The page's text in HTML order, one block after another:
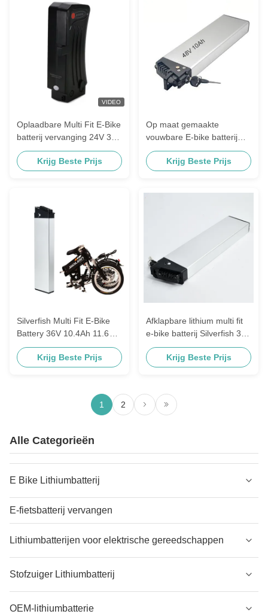
VIDEO
Oplaadbare Multi Fit E-Bike
batterij vervanging 24V 36V
Samsung
Krijg Beste Prijs
Op maat gemaakte
vouwbare E-bike batterij
36V 10,4Ah 11,6Ah met
18650 lithium-ion cellen
Krijg Beste Prijs
Silverfish Multi Fit E-Bike
Battery 36V 10.4Ah 11.6Ah
voor Lobe City
Krijg Beste Prijs
Afklapbare lithium multi fit
e-bike batterij Silverfish 36V
batterij voor elektrische
fiets
Krijg Beste Prijs
1 2
Alle Categorieën
E Bike Lithiumbatterij
E-fietsbatterij vervangen
Lithiumbatterijen voor elektrische gereedschappen
Stofzuiger Lithiumbatterij
OEM-lithiumbatterie